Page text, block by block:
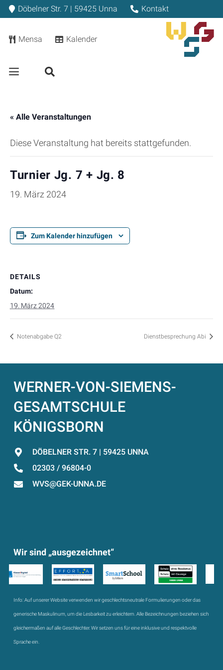
Döbelner Str. 7 | 59425 Unna Kontakt
Mensa Kalender
« Alle Veranstaltungen
Diese Veranstaltung hat bereits stattgefunden.
Turnier Jg. 7 + Jg. 8
19. März 2024
Zum Kalender hinzufügen
DETAILS
Datum:
19. März 2024
Notenabgabe Q2 Dienstbesprechung Abi
WERNER-VON-SIEMENS-
GESAMTSCHULE
KÖNIGSBORN
DÖBELNER STR. 7 | 59425 UNNA
02303 / 96804-0
WVS@GEK-UNNA.DE
Wir sind „ausgezeichnet“
Info:Auf unserer Website verwenden wir geschlechtsneutrale Formulierungen oder das
generische Maskulinum, um die Lesbarkeit zu erleichtern. Alle Bezeichnungen beziehen sich
gleichermaßen auf alle Geschlechter. Wir setzen uns für eine inklusive und respektvolle
Sprache ein.